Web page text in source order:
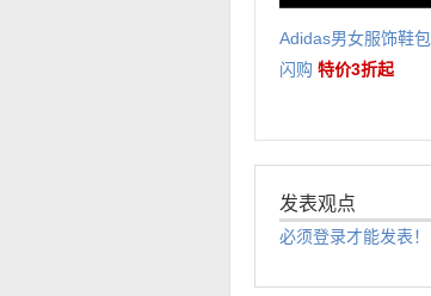
Adidas男女服饰鞋包
闪购 特价3折起
发表观点
必须登录才能发表！